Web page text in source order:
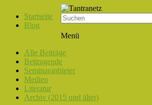
Startseite
Blog
Tantranetz
Liebe,
Eros
Tantra
Menü
Alle Beiträge
Beitragende
Seminaranbieter
Medien
Literatur
Archiv (2015 und älter)